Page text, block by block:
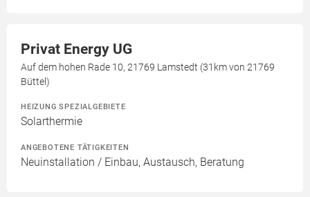
Privat Energy UG
Auf dem hohen Rade 10, 21769 Lamstedt (31km von 21769
Büttel)
HEIZUNG SPEZIALGEBIETE
Solarthermie
ANGEBOTENE TÄTIGKEITEN
Neuinstallation / Einbau, Austausch, Beratung